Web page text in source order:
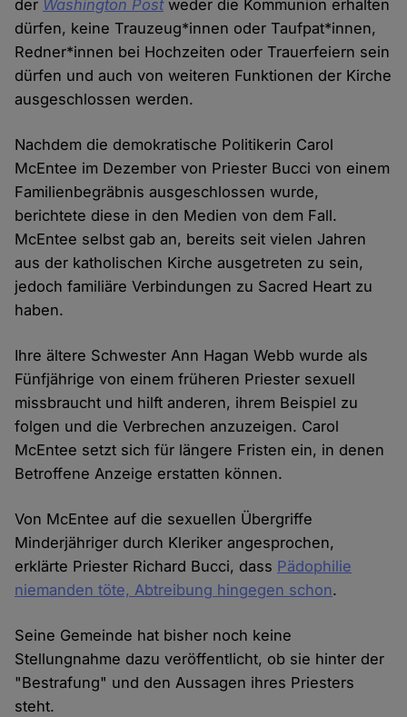
der Washington Postweder die Kommunion erhalten
dürfen, keine Trauzeug*innen oder Taufpat*innen,
Redner*innen bei Hochzeiten oder Trauerfeiern sein
dürfen und auch von weiteren Funktionen der Kirche
ausgeschlossen werden.
Nachdem die demokratische Politikerin Carol
McEntee im Dezember von Priester Bucci von einem
Familienbegräbnis ausgeschlossen wurde,
berichtete diese in den Medien von dem Fall.
McEntee selbst gab an, bereits seit vielen Jahren
aus der katholischen Kirche ausgetreten zu sein,
jedoch familiäre Verbindungen zu Sacred Heart zu
haben.
Ihre ältere Schwester Ann Hagan Webb wurde als
Fünfjährige von einem früheren Priester sexuell
missbraucht und hilft anderen, ihrem Beispiel zu
folgen und die Verbrechen anzuzeigen. Carol
McEntee setzt sich für längere Fristen ein, in denen
Betroffene Anzeige erstatten können.
Von McEntee auf die sexuellen Übergriffe
Minderjähriger durch Kleriker angesprochen,
erklärte Priester Richard Bucci, dass Pädophilie
niemanden töte, Abtreibung hingegen schon.
Seine Gemeinde hat bisher noch keine
Stellungnahme dazu veröffentlicht, ob sie hinter der
"Bestrafung" und den Aussagen ihres Priesters
steht.